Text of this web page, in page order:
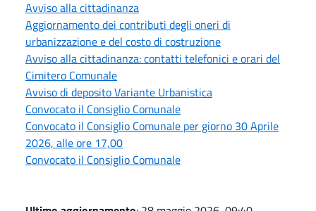
Avviso alla cittadinanza
Aggiornamento dei contributi degli oneri di
urbanizzazione e del costo di costruzione
Avviso alla cittadinanza: contatti telefonici e orari del
Cimitero Comunale
Avviso di deposito Variante Urbanistica
Convocato il Consiglio Comunale
Convocato il Consiglio Comunale per giorno 30 Aprile
2026, alle ore 17,00
Convocato il Consiglio Comunale